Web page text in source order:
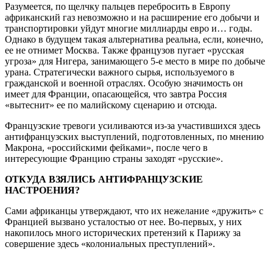
Разумеется, по щелчку пальцев перебросить в Европу
африканский газ невозможно и на расширение его добычи и
транспортировки уйдут многие миллиарды евро и… годы.
Однако в будущем такая альтернатива реальна, если, конечно,
ее не отнимет Москва. Также французов пугает «русская
угроза» для Нигера, занимающего 5-е место в мире по добыче
урана. Стратегически важного сырья, используемого в
гражданской и военной отраслях. Особую значимость он
имеет для Франции, опасающейся, что завтра Россия
«вытеснит» ее по малийскому сценарию и отсюда.
Французские тревоги усиливаются из-за участившихся здесь
антифранцузских выступлений, подготовленных, по мнению
Макрона, «российскими фейками», после чего в
интересующие Францию страны заходят «русские».
ОТКУДА ВЗЯЛИСЬ АНТИФРАНЦУЗСКИЕ
НАСТРОЕНИЯ?
Сами африканцы утверждают, что их нежелание «дружить» с
Францией вызвано усталостью от нее. Во-первых, у них
накопилось много исторических претензий к Парижу за
совершение здесь «колониальных преступлений».